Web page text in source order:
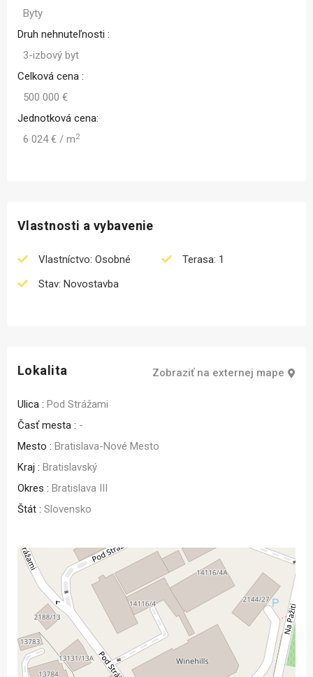
Byty
Druh nehnuteľnosti :
3-izbový byt
Celková cena :
500 000 €
Jednotková cena:
6 024 € / m2
Vlastnosti a vybavenie
Vlastníctvo: Osobné
Stav: Novostavba
Terasa: 1
Lokalita Zobraziť na externej mape
Ulica : Pod Strážami
Časť mesta : -
Mesto : Bratislava-Nové Mesto
Kraj : Bratislavský
Okres : Bratislava III
Štát : Slovensko